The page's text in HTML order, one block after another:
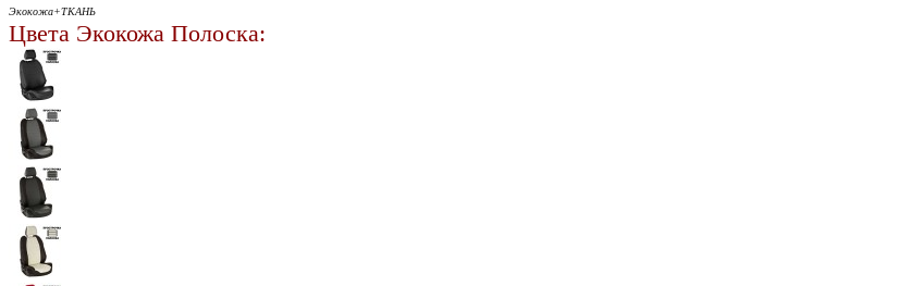
Экокожа+ТКАНЬ
Цвета Экокожа Полоска: